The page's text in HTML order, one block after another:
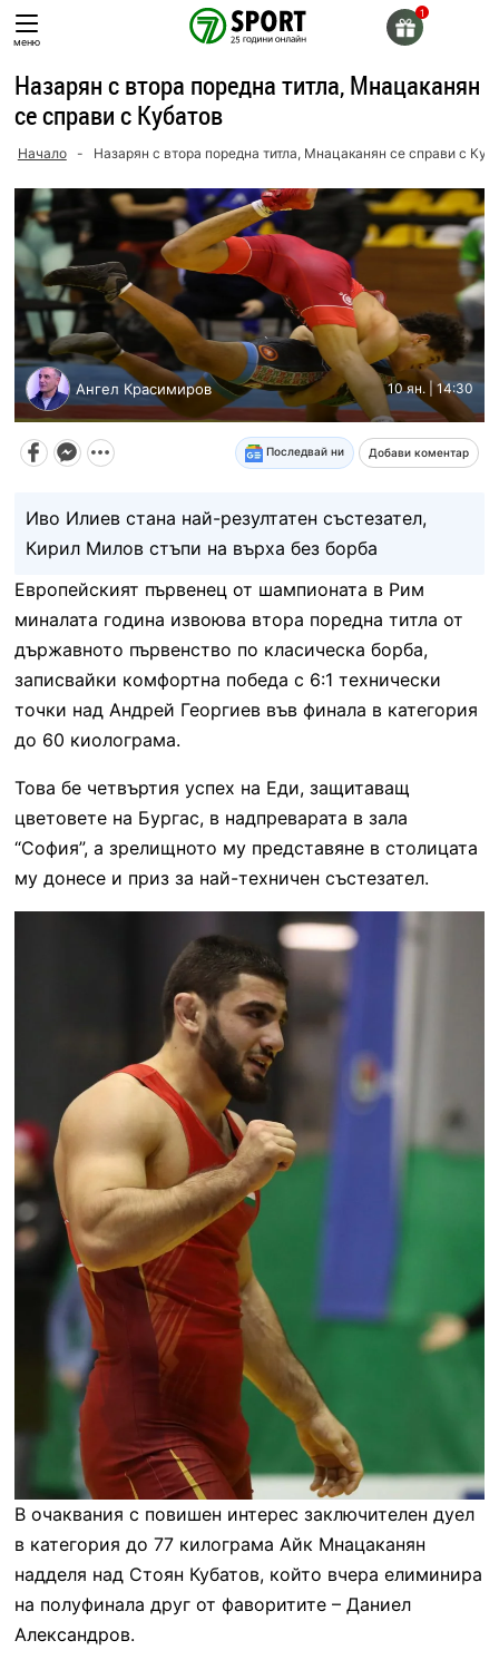
Skip
toменю
Назарян с втора поредна титла, Мнацаканян
се справи с Кубатов
Начало - Назарян с втора поредна титла, Мнацаканян се справи с
Ангел Красимиров 10 ян. | 14:30
Последвай ни Добави коментар
Иво Илиев стана най-резултатен състезател,
Кирил Милов стъпи на върха без борба
Европейският първенец от шампионата в Рим
миналата година извоюва втора поредна титла от
държавното първенство по класическа борба,
записвайки комфортна победа с 6:1 технически
точки над Андрей Георгиев във финала в категория
до 60 киолограма.
Това бе четвъртия успех на Еди, защитаващ
цветовете на Бургас, в надпреварата в зала
“София”, а зрелищното му представяне в столицата
му донесе и приз за най-техничен състезател.
В очаквания с повишен интерес заключителен дуел
в категория до 77 килограма Айк Мнацаканян
надделя над Стоян Кубатов, който вчера елиминира
на полуфинала друг от фаворитите – Даниел
Александров.